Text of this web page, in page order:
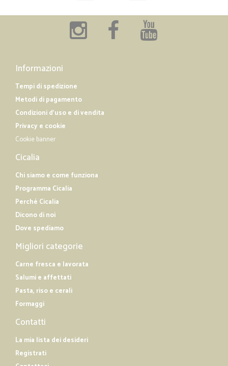
Informazioni
Tempi di spedizione
Metodi di pagamento
Condizioni d'uso e di vendita
Privacy e cookie
Cookie banner
Cicalia
Chi siamo e come funziona
Programma Cicalia
Perché Cicalia
Dicono di noi
Dove spediamo
Migliori categorie
Carne fresca e lavorata
Salumi e affettati
Pasta, riso e cerali
Formaggi
Contatti
La mia lista dei desideri
Registrati